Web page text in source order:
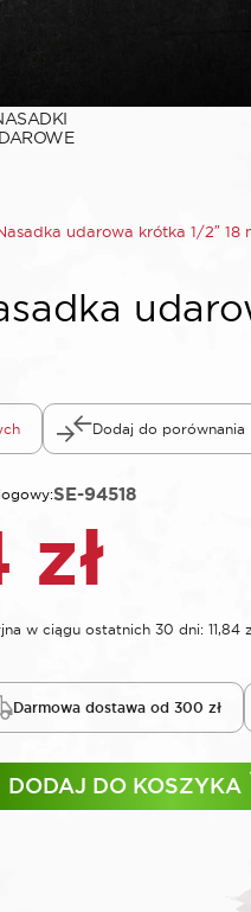
udarowa krótka 1/2″ 18
Dodaj do porównania
SE-94518
zł
w ciągu ostatnich 30 dni: 11,84
Darmowa dostawa od 300 zł
DODAJ DO KOSZYKA